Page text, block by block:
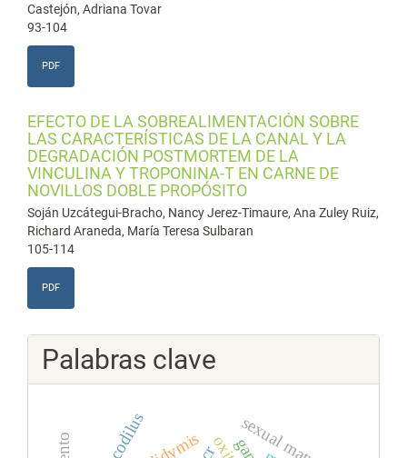
Castejón, Adriana Tovar
93-104
PDF
EFECTO DE LA SOBREALIMENTACIÓN SOBRE
LAS CARACTERÍSTICAS DE LA CANAL Y LA
DEGRADACIÓN POSTMORTEM DE LA
VINCULINA Y TROPONINA-T EN CARNE DE
NOVILLOS DOBLE PROPÓSITO
Soján Uzcátegui-Bracho, Nancy Jerez-Timaure, Ana Zuley Ruiz,
Richard Araneda, María Teresa Sulbaran
105-114
PDF
Palabras clave